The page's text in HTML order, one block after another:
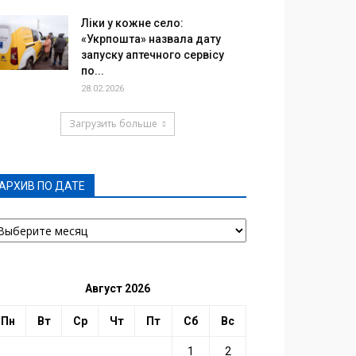
Ліки у кожне село:
«Укрпошта» назвала дату
запуску аптечного сервісу
по...
28.02.2026
Загрузить больше
ПО ДАТЕ
Август 2026
Пн Вт Ср Чт Пт Сб Вс
1 2